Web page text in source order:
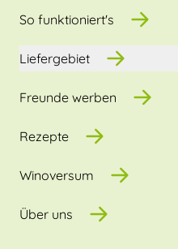
So funktioniert's
Liefergebiet
Freunde werben
Rezepte
Winoversum
Über uns